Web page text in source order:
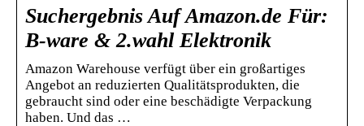
Suchergebnis Auf Amazon.de Für:
B-ware & 2.wahl Elektronik
Amazon Warehouse verfügt über ein großartiges
Angebot an reduzierten Qualitätsprodukten, die
gebraucht sind oder eine beschädigte Verpackung
haben. Und das …